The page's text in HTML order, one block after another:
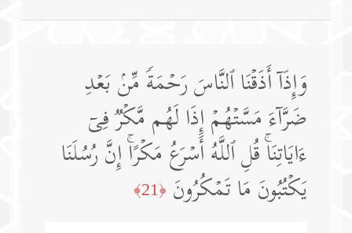
وَإِذَاۤ أَذَقۡنَا ٱلنَّاسَ رَحۡمَةࣰ مِّنۢ بَعۡدِ
ضَرَّاۤءَ مَسَّتۡهُمۡ إِذَا لَهُم مَّكۡرࣱ فِیۤ
ءَایَاتِنَاۚ قُلِ ٱللَّهُ أَسۡرَعُ مَكۡرًاۚ إِنَّ رُسُلَنَا
یَكۡتُبُونَ مَا تَمۡكُرُونَ ﴿21﴾